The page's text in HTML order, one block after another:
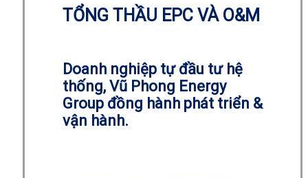
TỔNG THẦU EPC VÀ O&M
Doanh nghiệp tự đầu tư hệ
thống, Vũ Phong Energy
Group đồng hành phát triển &
vận hành.